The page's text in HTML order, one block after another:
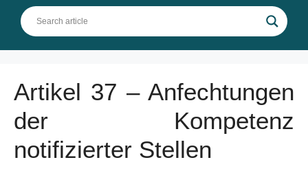
Artikel 37 – Anfechtungen
der Kompetenz
notifizierter Stellen